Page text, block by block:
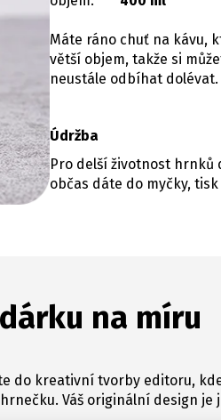
Máte ráno chuť na kávu,
větší objem, takže si
neustále odbíhat
Údržba
Pro delší životnost hrnků
občas dáte do myčky,
na míru
do kreativní tvorby editoru,
Váš originální design